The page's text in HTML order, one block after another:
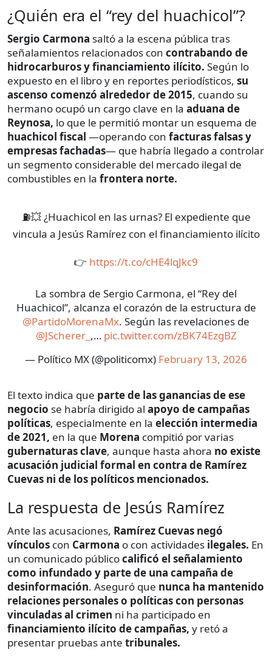
¿Quién era el “rey del huachicol”?
Sergio Carmona saltó a la escena pública tras
señalamientos relacionados con contrabando de
hidrocarburos y financiamiento ilícito. Según lo
expuesto en el libro y en reportes periodísticos, su
ascenso comenzó alrededor de 2015, cuando su
hermano ocupó un cargo clave en la aduana de
Reynosa, lo que le permitió montar un esquema de
huachicol fiscal —operando con facturas falsas y
empresas fachadas— que habría llegado a controlar
un segmento considerable del mercado ilegal de
combustibles en la frontera norte.
⛽💥 ¿Huachicol en las urnas? El expediente que
vincula a Jesús Ramírez con el financiamiento ilícito
👉 https://t.co/cHE4lqJkc9
La sombra de Sergio Carmona, el “Rey del
Huachicol”, alcanza el corazón de la estructura de
@PartidoMorenaMx. Según las revelaciones de
@JScherer_ ,… pic.twitter.com/zBK74EzgBZ
— Político MX (@politicomx) February 13, 2026
El texto indica que parte de las ganancias de ese
negocio se habría dirigido al apoyo de campañas
políticas, especialmente en la elección intermedia
de 2021, en la que Morena compitió por varias
gubernaturas clave, aunque hasta ahora no existe
acusación judicial formal en contra de Ramírez
Cuevas ni de los políticos mencionados.
La respuesta de Jesús Ramírez
Ante las acusaciones, Ramírez Cuevas negó
vínculos con Carmona o con actividades ilegales. En
un comunicado públicocalificó el señalamiento
como infundado y parte de una campaña de
desinformación. Aseguró que nunca ha mantenido
relaciones personales o políticas con personas
vinculadas al crimen ni ha participado en
financiamiento ilícito de campañas, y retó a
presentar pruebas ante tribunales.